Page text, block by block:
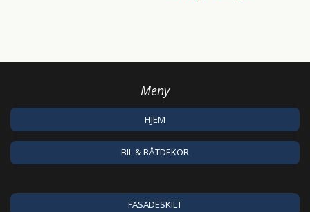
Meny
HJEM
BIL & BÅTDEKOR
FASADESKILT